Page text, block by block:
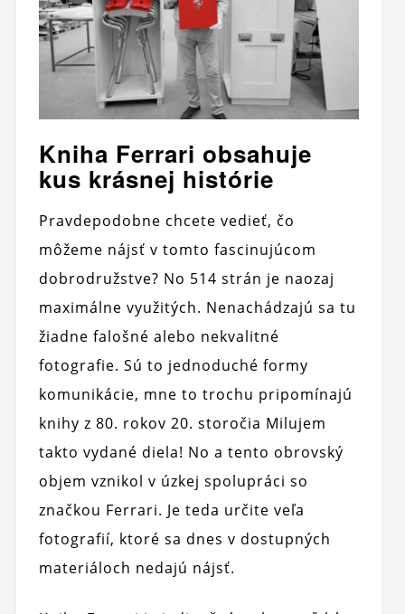
Kniha Ferrari obsahuje
kus krásnej histórie
Pravdepodobne chcete vedieť, čo
môžeme nájsť v tomto fascinujúcom
dobrodružstve? No 514 strán je naozaj
maximálne využitých. Nenachádzajú sa tu
žiadne falošné alebo nekvalitné
fotografie. Sú to jednoduché formy
komunikácie, mne to trochu pripomínajú
knihy z 80. rokov 20. storočia Milujem
takto vydané diela! No a tento obrovský
objem vznikol v úzkej spolupráci so
značkou Ferrari. Je teda určite veľa
fotografií, ktoré sa dnes v dostupných
materiáloch nedajú nájsť.